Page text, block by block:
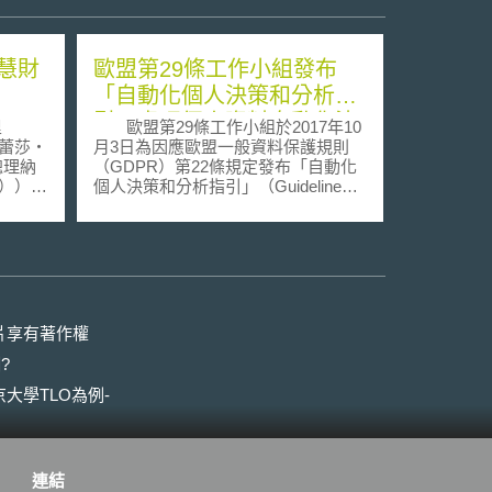
財
莎‧
納
）見
UK
否具
歧，
於
金融
保持
，
雖有
歐盟第29條工作小組發布
「自動化個人決策和分析指
引」處理個人資料自動化決
策與資料剖析風險問題
歐盟第29條工作小組於2017年10
月3日為因應歐盟一般資料保護規則
（GDPR）第22條規定發布「自動化
個人決策和分析指引」（Guidelines
making and Profiling for the purposes
對個人資料自動化決策和分析的要
求，內容包括下幾點：1.定義自動化
的處理方法；2.對GDPR第22條中關
享有著作權
大學TLO為例-
連結